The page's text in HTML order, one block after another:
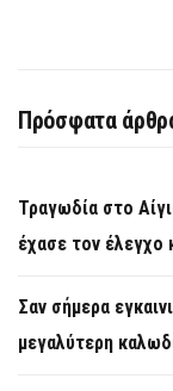
Πρόσφατα
Τραγωδία στο
έχασε τον έλεγχο
Σαν σήμερα
μεγαλύτερη